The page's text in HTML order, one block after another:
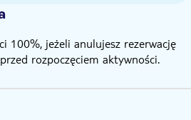
początkowym, rozpocznij
po mieście. Możesz rozpocząć i
momencie, aby dalej
100%, jeżeli anulujesz rezerwację
rozpoczęciem aktywności.